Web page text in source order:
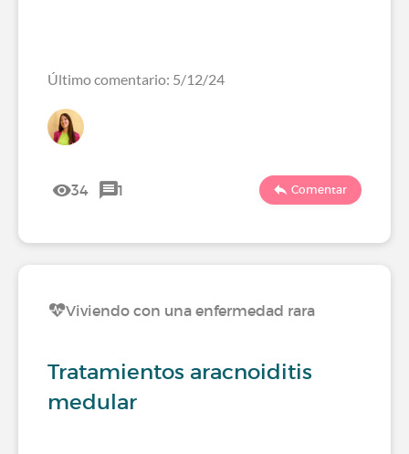
Último comentario: 5/12/24
34 1 Comentar
Viviendo con una enfermedad rara
Tratamientos aracnoiditis
medular